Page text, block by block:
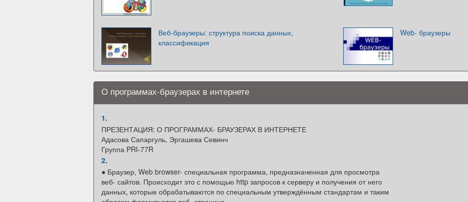
Веб-браузеры: структура поиска данных,
классификация
Web- браузеры
О программах-браузерах в интернете
1.
ПРЕЗЕНТАЦИЯ: О ПРОГРАММАХ- БРАУЗЕРАХ В ИНТЕРНЕТЕ
Адасова Сапаргуль, Эргашева Севинч
Группа PRI-77R
2.
● Браузер, Web browser- специальная программа, предназначенная для просмотра
веб- сайтов. Происходит это с помощью http запросов к серверу и получения от него
данных, которые обрабатываются по специальным утверждённым стандартам и таким